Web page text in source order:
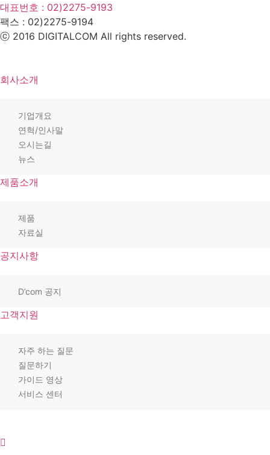
대표번호 : 02)2275-9193
팩스 : 02)2275-9194​
ⓒ 2016 DIGITALCOM All rights reserved.
회사소개
기업개요
연혁/인사말
오시는길
뉴스
제품소개
제품
자료실
공지사항
D’com 공지
고객지원
자주 하는 질문
질문하기
가이드 영상
서비스 센터